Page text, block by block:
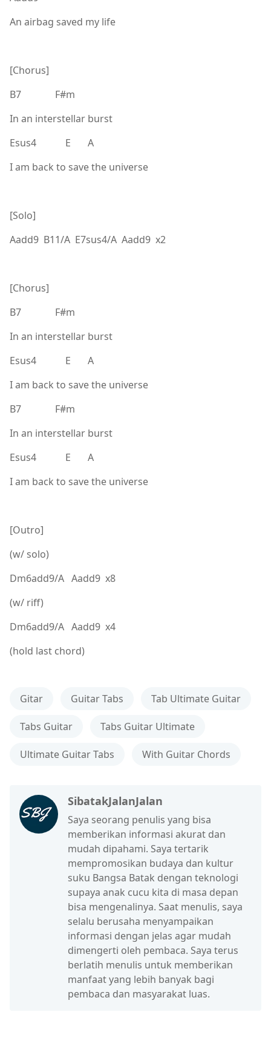
An airbag saved my life
[Chorus]
B7 F#m
In an interstellar burst
Esus4 E A
I am back to save the universe
[Solo]
Aadd9 B11/A E7sus4/A Aadd9 x2
[Chorus]
B7 F#m
In an interstellar burst
Esus4 E A
I am back to save the universe
B7 F#m
In an interstellar burst
Esus4 E A
I am back to save the universe
[Outro]
(w/ solo)
Dm6add9/A Aadd9 x8
(w/ riff)
Dm6add9/A Aadd9 x4
(hold last chord)
Gitar Guitar Tabs Tab Ultimate Guitar
Tabs Guitar Tabs Guitar Ultimate
Ultimate Guitar Tabs With Guitar Chords
SibatakJalanJalan
Saya seorang penulis yang bisa
memberikan informasi akurat dan
mudah dipahami. Saya tertarik
mempromosikan budaya dan kultur
suku Bangsa Batak dengan teknologi
supaya anak cucu kita di masa depan
bisa mengenalinya. Saat menulis, saya
selalu berusaha menyampaikan
informasi dengan jelas agar mudah
dimengerti oleh pembaca. Saya terus
berlatih menulis untuk memberikan
manfaat yang lebih banyak bagi
pembaca dan masyarakat luas.